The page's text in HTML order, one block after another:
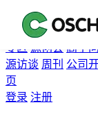
首页 开源软件
翻译 资讯 Gitee 众
专区 源创会 高手
源访谈 周刊 公司
页
登录 注册